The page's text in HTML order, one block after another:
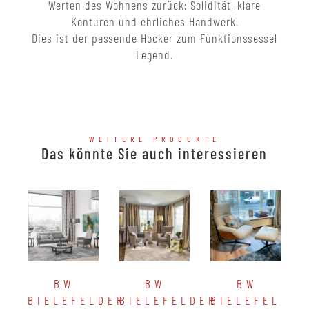
Werten des Wohnens zurück: Solidität, klare
Konturen und ehrliches Handwerk.
Dies ist der passende Hocker zum Funktionssessel
Legend.
WEITERE PRODUKTE
Das könnte Sie auch interessieren
BW
BIELEFELDER
BW
BIELEFELDER
BW
BIELEFELDER